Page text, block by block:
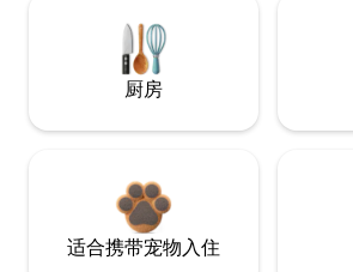
厨房
适合携带宠物入住